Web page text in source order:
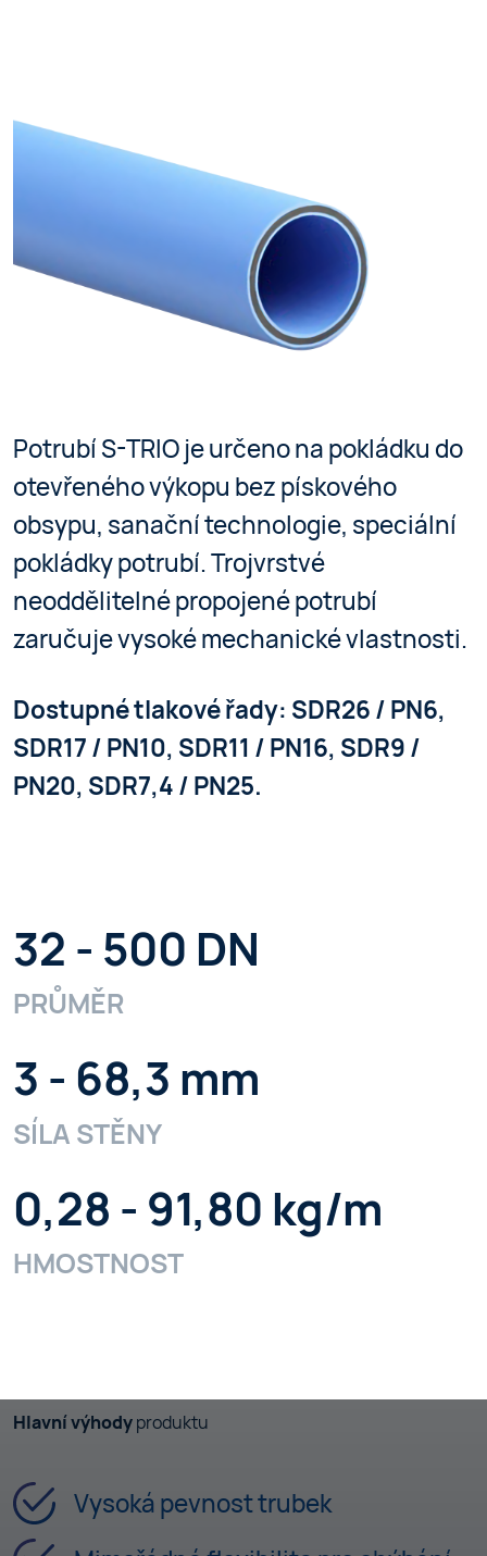
Potrubí S-TRIO je určeno na pokládku do
otevřeného výkopu bez pískového
obsypu, sanační technologie, speciální
pokládky potrubí. Trojvrstvé
neoddělitelné propojené potrubí
zaručuje vysoké mechanické vlastnosti.
Dostupné tlakové řady: SDR26 / PN6,
SDR17 / PN10, SDR11 / PN16, SDR9 /
PN20, SDR7,4 / PN25.
32 - 500 DN
PRŮMĚR
3 - 68,3 mm
SÍLA STĚNY
0,28 - 91,80 kg/m
HMOSTNOST
Hlavní výhodyproduktu
Vysoká pevnost trubek